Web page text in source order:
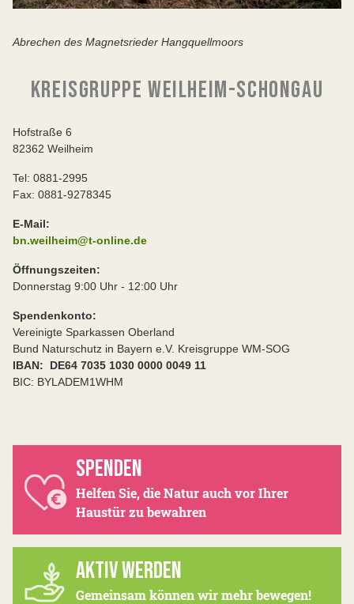
Abrechen des Magnetsrieder Hangquellmoors
KREISGRUPPE WEILHEIM-SCHONGAU
Hofstraße 6
82362 Weilheim
Tel: 0881-2995
Fax: 0881-9278345
E-Mail:
bn.weilheim@t-online.de
Öffnungszeiten:
Donnerstag 9:00 Uhr - 12:00 Uhr
Spendenkonto:
Vereinigte Sparkassen Oberland
Bund Naturschutz in Bayern e.V. Kreisgruppe WM-SOG
IBAN: DE64 7035 1030 0000 0049 11
BIC: BYLADEM1WHM
SPENDEN
Helfen Sie, die Natur auch vor Ihrer
Haustür zu bewahren
AKTIV WERDEN
Gemeinsam können wir mehr bewegen!